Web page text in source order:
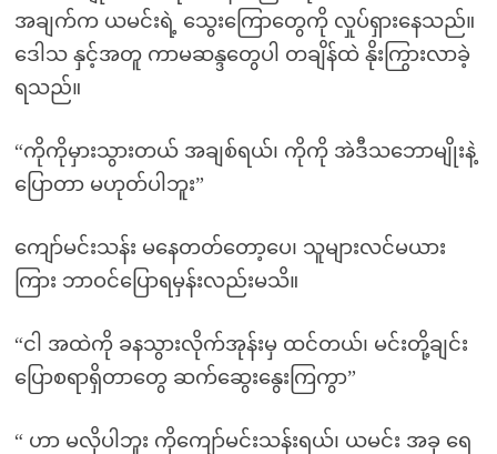
အချက်က ယမင်းရဲ့ သွေးကြောတွေကို လှုပ်ရှားနေသည်။
ဒေါသ နှင့်အတူ ကာမဆန္ဒတွေပါ တချိန်ထဲ နိုးကြွားလာခဲ့
ရသည်။
“ကိုကိုမှားသွားတယ် အချစ်ရယ်၊ ကိုကို အဲဒီသဘောမျိုးနဲ့
ပြောတာ မဟုတ်ပါဘူး”
ကျော်မင်းသန်း မနေတတ်တော့ပေ၊ သူများလင်မယား
ကြား ဘာဝင်ပြောရမှန်းလည်းမသိ။
“ငါ အထဲကို ခနသွားလိုက်အုန်းမှ ထင်တယ်၊ မင်းတို့ချင်း
ပြောစရာရှိတာတွေ ဆက်ဆွေးနွေးကြကွာ”
“ ဟာ မလိုပါဘူး ကိုကျော်မင်းသန်းရယ်၊ ယမင်း အခု ရေ